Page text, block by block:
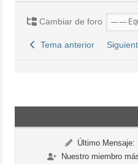
Cambiar de foro
Tema anterior
Último Mensaje:
Nuestro miembro